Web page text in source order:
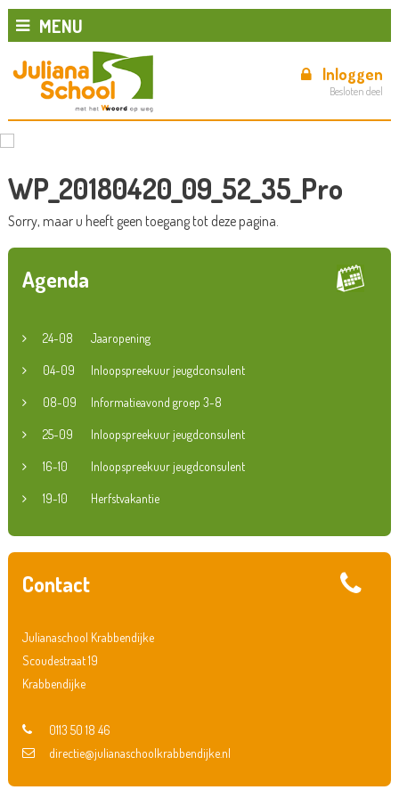
MENU
Inloggen
Besloten deel
WP_20180420_09_52_35_Pro
Sorry, maar u heeft geen toegang tot deze pagina.
Agenda
24-08 Jaaropening
04-09 Inloopspreekuur jeugdconsulent
08-09 Informatieavond groep 3-8
25-09 Inloopspreekuur jeugdconsulent
16-10 Inloopspreekuur jeugdconsulent
19-10 Herfstvakantie
Contact
Julianaschool Krabbendijke
Scoudestraat 19
Krabbendijke
0113 50 18 46
directie@julianaschoolkrabbendijke.nl